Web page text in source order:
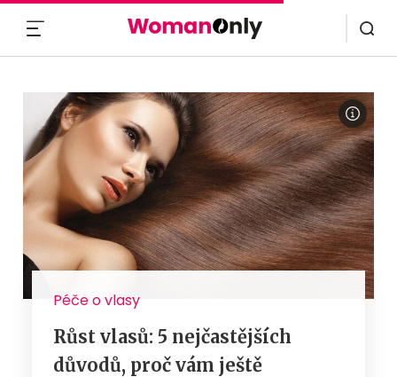
Péče o vlasy
Růst vlasů: 5 nejčastějších
důvodů, proč vám ještě